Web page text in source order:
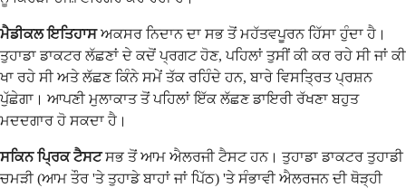
ਮੈਡੀਕਲ ਇਤਿਹਾਸਅਕਸਰ ਨਿਦਾਨ ਦਾ ਸਭ ਤੋਂ ਮਹੱਤਵਪੂਰਨ ਹਿੱਸਾ ਹੁੰਦਾ ਹੈ।
ਤੁਹਾਡਾ ਡਾਕਟਰ ਲੱਛਣਾਂ ਦੇ ਕਦੋਂ ਪ੍ਰਗਟ ਹੋਣ, ਪਹਿਲਾਂ ਤੁਸੀਂ ਕੀ ਕਰ ਰਹੇ ਸੀ ਜਾਂ ਕੀ
ਖਾ ਰਹੇ ਸੀ ਅਤੇ ਲੱਛਣ ਕਿੰਨੇ ਸਮੇਂ ਤੱਕ ਰਹਿੰਦੇ ਹਨ, ਬਾਰੇ ਵਿਸਤ੍ਰਿਤ ਪ੍ਰਸ਼ਨ
ਪੁੱਛੇਗਾ। ਆਪਣੀ ਮੁਲਾਕਾਤ ਤੋਂ ਪਹਿਲਾਂ ਇੱਕ ਲੱਛਣ ਡਾਇਰੀ ਰੱਖਣਾ ਬਹੁਤ
ਮਦਦਗਾਰ ਹੋ ਸਕਦਾ ਹੈ।
ਸਕਿਨ ਪ੍ਰਿਕ ਟੈਸਟਸਭ ਤੋਂ ਆਮ ਐਲਰਜੀ ਟੈਸਟ ਹਨ। ਤੁਹਾਡਾ ਡਾਕਟਰ ਤੁਹਾਡੀ
ਚਮੜੀ (ਆਮ ਤੌਰ 'ਤੇ ਤੁਹਾਡੇ ਬਾਹਾਂ ਜਾਂ ਪਿੱਠ) 'ਤੇ ਸੰਭਾਵੀ ਐਲਰਜਨ ਦੀ ਥੋੜ੍ਹੀ